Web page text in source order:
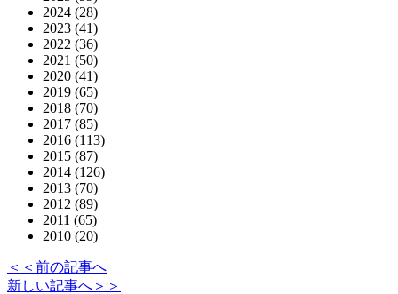
2024 (28)
2023 (41)
2022 (36)
2021 (50)
2020 (41)
2019 (65)
2018 (70)
2017 (85)
2016 (113)
2015 (87)
2014 (126)
2013 (70)
2012 (89)
2011 (65)
2010 (20)
＜＜前の記事へ
新しい記事へ＞＞